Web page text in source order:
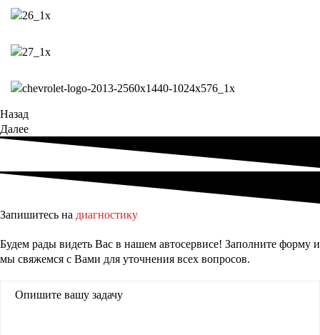
Назад
Далее
Запишитесь на диагностику
Будем рады видеть Вас в нашем автосервисе! Заполните форму и
мы свяжемся с Вами для уточнения всех вопросов.